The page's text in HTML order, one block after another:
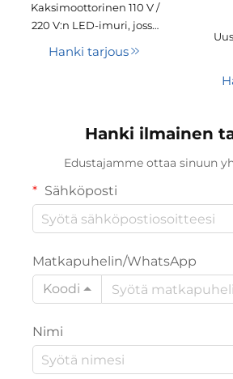
Kaksimoottorinen 110 V /
220 V:n LED-imuri, jossa
imuteho, langaton
käyttöön
Hanki tarjous
Hanki ilmainen
Edustajamme ottaa sinuun
Sähköposti
Matkapuhelin/WhatsApp
Koodi
Nimi